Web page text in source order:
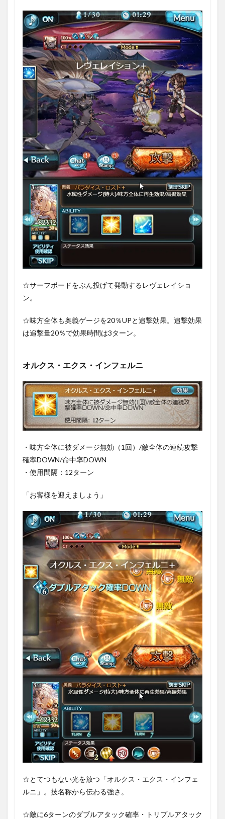
☆サーフボードをぶん投げて発動するレヴェレイショ
ン。
☆味方全体も奥義ゲージを20％UPと追撃効果。追撃効果
は追撃量20％で効果時間は3ターン。
オルクス・エクス・インフェルニ
・味方全体に被ダメージ無効（1回）/敵全体の連続攻撃
確率DOWN/命中率DOWN
・使用間隔：12ターン
「お客様を迎えましょう」
☆とてつもない光を放つ「オルクス・エクス・インフェ
ルニ」。技名称から伝わる強さ。
☆敵に6ターンのダブルアタック確率・トリプルアタック